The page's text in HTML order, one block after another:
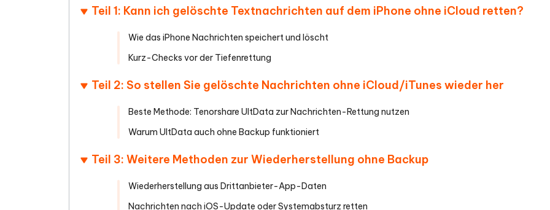
Teil 1: Kann ich gelöschte Textnachrichten auf dem iPhone ohne iCloud retten?
Wie das iPhone Nachrichten speichert und löscht
Kurz-Checks vor der Tiefenrettung
Teil 2: So stellen Sie gelöschte Nachrichten ohne iCloud/iTunes wieder her
Beste Methode: Tenorshare UltData zur Nachrichten-Rettung nutzen
Warum UltData auch ohne Backup funktioniert
Teil 3: Weitere Methoden zur Wiederherstellung ohne Backup
Wiederherstellung aus Drittanbieter-App-Daten
Nachrichten nach iOS-Update oder Systemabsturz retten